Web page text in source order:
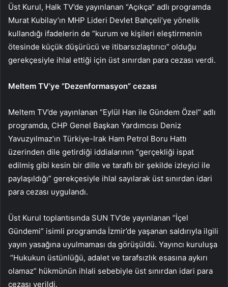
Üst Kurul, Halk TV’de yayınlanan “Açıkça” adlı programda
Murat Kubilay’ın MHP Lideri Devlet Bahçeli’ye yönelik
kullandığı ifadelerin de “kurum ve kişileri eleştirmenin
ötesinde küçük düşürücü ve itibarsızlaştırıcı” olduğu
gerekçesiyle ihlal ettiği için üst sınırdan para cezası verdi.
Meltem TV’ye “Dezenformasyon” cezası
Meltem TV’de yayınlanan “Eylül Han ile Gündem Özel” adlı
programda, CHP Genel Başkan Yardımcısı Deniz
Yavuzyılmaz’ın Türkiye-Irak Ham Petrol Boru Hattı
üzerinden dile getirdiği iddialarının “gerçekliği ispat
edilmiş gibi kesin bir dille ve taraflı bir şekilde izleyici ile
paylaşıldığı” gerekçesiyle ihlal sayılarak üst sınırdan idari
para cezası uygulandı.
Üst Kurul toplantısında SUN TV’de yayınlanan “İçel
Gündemi” isimli programda İzmir’de yaşanan saldırıyla ilgili
yayın yasağına uyulmaması da görüşüldü. Yayıncı kuruluşa
“Hukukun üstünlüğü, adalet ve tarafsızlık esasına aykırı
olamaz” hükmünün ihlali sebebiyle üst sınırdan idari para
cezası verildi.